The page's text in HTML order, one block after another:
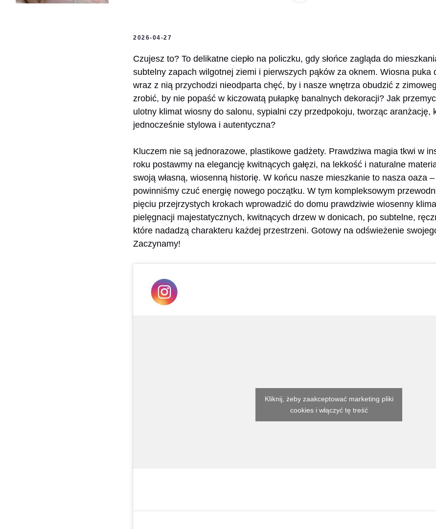
2026-04-27
Czujesz to? To delikatne ciepło na policzku, gdy słońce zagląda do
subtelny zapach wilgotnej ziemi i pierwszych pąków za oknem. Wiosna puka
wraz z nią przychodzi nieodparta chęć, by i nasze wnętrza obudzić z
zrobić, by nie popaść w kiczowatą pułapkę banalnych dekoracji? Jak
ulotny klimat wiosny do salonu, sypialni czy przedpokoju, tworząc aranżację,
jednocześnie stylowa i autentyczna?
Kluczem nie są jednorazowe, plastikowe gadżety. Prawdziwa magia tkwi w
roku postawmy na elegancję kwitnących gałęzi, na lekkość i naturalne
swoją własną, wiosenną historię. W końcu nasze mieszkanie to nasza oaza
powinniśmy czuć energię nowego początku. W tym kompleksowym
pięciu przejrzystych krokach wprowadzić do domu prawdziwie wiosenny
pielęgnacji majestatycznych, kwitnących drzew w donicach, po subtelne,
które nadadzą charakteru każdej przestrzeni. Gotowy na odświeżenie
Zaczynamy!
Kliknij, żeby zaakceptować marketing pliki
cookies i włączyć tę treść